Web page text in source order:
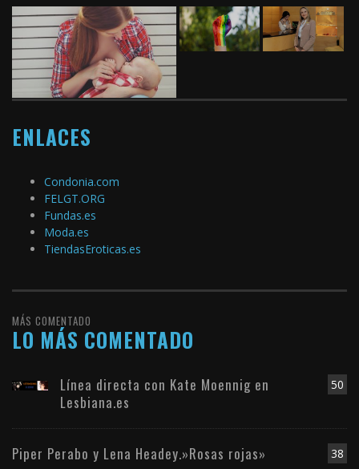
ENLACES
Condonia.com
FELGT.ORG
Fundas.es
Moda.es
TiendasEroticas.es
MÁS COMENTADO
LO MÁS COMENTADO
50
Línea directa con Kate Moennig en
Lesbiana.es
38
Piper Perabo y Lena Headey.»Rosas rojas»